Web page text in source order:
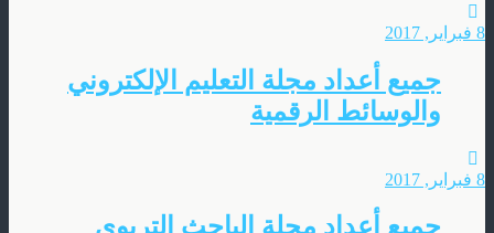
8 فبراير, 2017
جميع أعداد مجلة التعليم الإلكتروني
والوسائط الرقمية
8 فبراير, 2017
جميع أعداد مجلة الباحث التربوي